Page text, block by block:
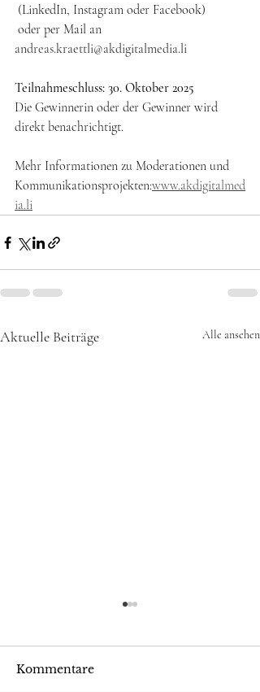
(LinkedIn, Instagram oder Facebook)
oder per Mail an
andreas.kraettli@akdigitalmedia.li
Teilnahmeschluss: 30. Oktober 2025
Die Gewinnerin oder der Gewinner wird
direkt benachrichtigt.
Mehr Informationen zu Moderationen und
Kommunikationsprojekten:www.akdigitalmed
ia.li
Aktuelle Beiträge Alle ansehen
Kommentare